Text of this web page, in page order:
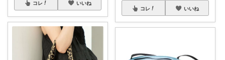
コレ いいね
コレ いいね